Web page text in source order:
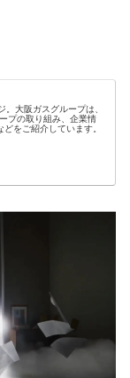
大阪ガスグループは、
プの取り組み、企業情
をご紹介しています。